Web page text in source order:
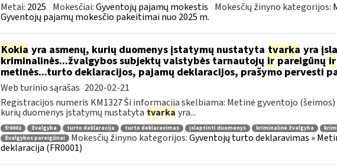
Metai: 2025 Mokesčiai:Gyventojų pajamų mokestis Mokesčių žinyno kategorijos:
Gyventojų pajamų mokesčio pakeitimai nuo 2025 m.
Kokia yra asmenų, kurių duomenys įstatymų nustatyta tvarka yra
kriminalinės...žvalgybos subjektų valstybės tarnautojų irpareigūnų ir
metinės...turto deklaracijos, pajamų deklaracijos, prašymo pervesti
Web turinio sąrašas 2020-02-21
Registracijos numeris KM1327 Ši informacija skelbiama: Metinė gyventojo
kurių duomenys įstatymų nustatyta tvarka yra...
fr0001 žvalgyba turto deklaracija turto deklaravimas įslaptinti duomenys kriminalinė žvalgyba
žvalgybos pareigūnai
Mokesčių žinyno kategorijos:Gyventojų turto deklaravimas »
deklaracija (FR0001)